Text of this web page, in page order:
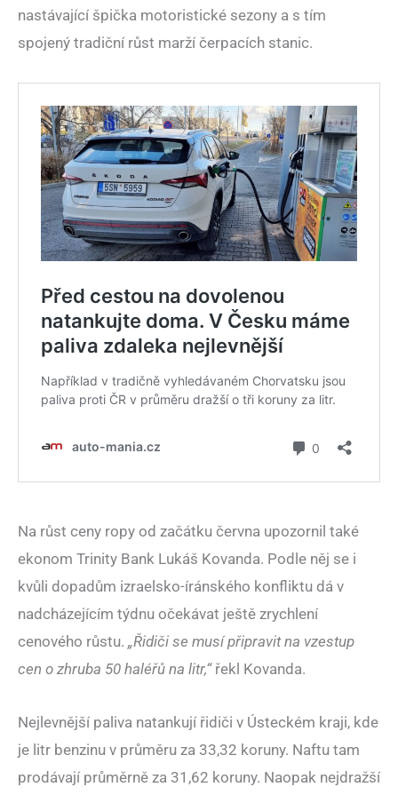
nastávající špička motoristické sezony a s tím
spojený tradiční růst marží čerpacích stanic.
Na růst ceny ropy od začátku června upozornil také
ekonom Trinity Bank Lukáš Kovanda. Podle něj se i
kvůli dopadům izraelsko-íránského konfliktu dá v
nadcházejícím týdnu očekávat ještě zrychlení
cenového růstu. „Řidiči se musí připravit na vzestup
cen o zhruba 50 haléřů na litr,“řekl Kovanda.
Nejlevnější paliva natankují řidiči v Ústeckém kraji, kde
je litr benzinu v průměru za 33,32 koruny. Naftu tam
prodávají průměrně za 31,62 koruny. Naopak nejdražší